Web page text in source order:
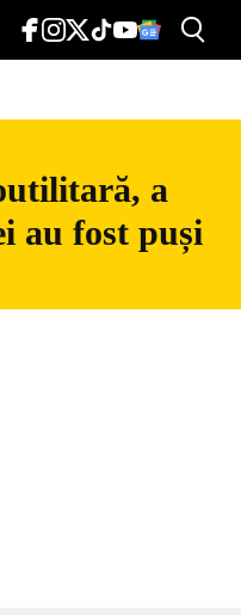
a
au fost puși